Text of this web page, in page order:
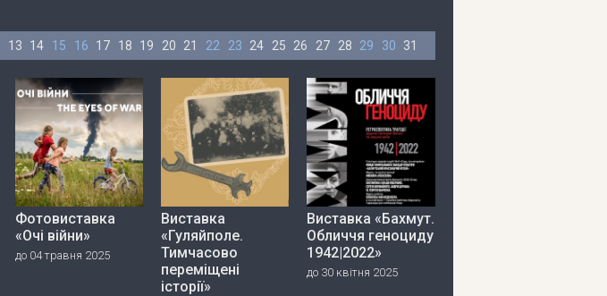
13 14 15 16 17 18 19 20 21 22 23 24 25 26 27 28 29 30 31
Фотовиставка
«Очі війни»
до 04 травня 2025
Виставка
«Гуляйполе.
Тимчасово
переміщені
історії»
Виставка «Бахмут.
Обличчя геноциду
1942|2022»
до 30 квітня 2025